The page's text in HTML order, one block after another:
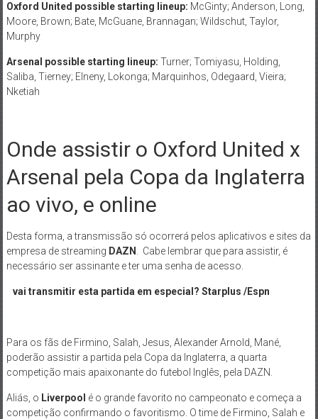
Oxford United possible starting lineup: McGinty; Anderson, Long,
Moore, Brown; Bate, McGuane, Brannagan; Wildschut, Taylor,
Murphy
Arsenal possible starting lineup: Turner; Tomiyasu, Holding,
Saliba, Tierney; Elneny, Lokonga; Marquinhos, Odegaard, Vieira;
Nketiah
Onde assistir o Oxford United x
Arsenal pela Copa da Inglaterra
ao vivo, e online
Desta forma, a transmissão só ocorrerá pelos aplicativos e sites da
empresa de streaming DAZN
. Cabe lembrar que para assistir, é
necessário ser assinante e ter uma senha de acesso.
vai transmitir esta partida em especial? Starplus /Espn
Para os fãs de Firmino, Salah, Jesus, Alexander Arnold, Mané,
poderão assistir a partida pela Copa da Inglaterra, a quarta
competição mais apaixonante do futebol Inglês, pela DAZN.
Aliás, o Liverpool é o grande favorito no campeonato e começa a
competição confirmando o favoritismo. O time de Firmino, Salah e